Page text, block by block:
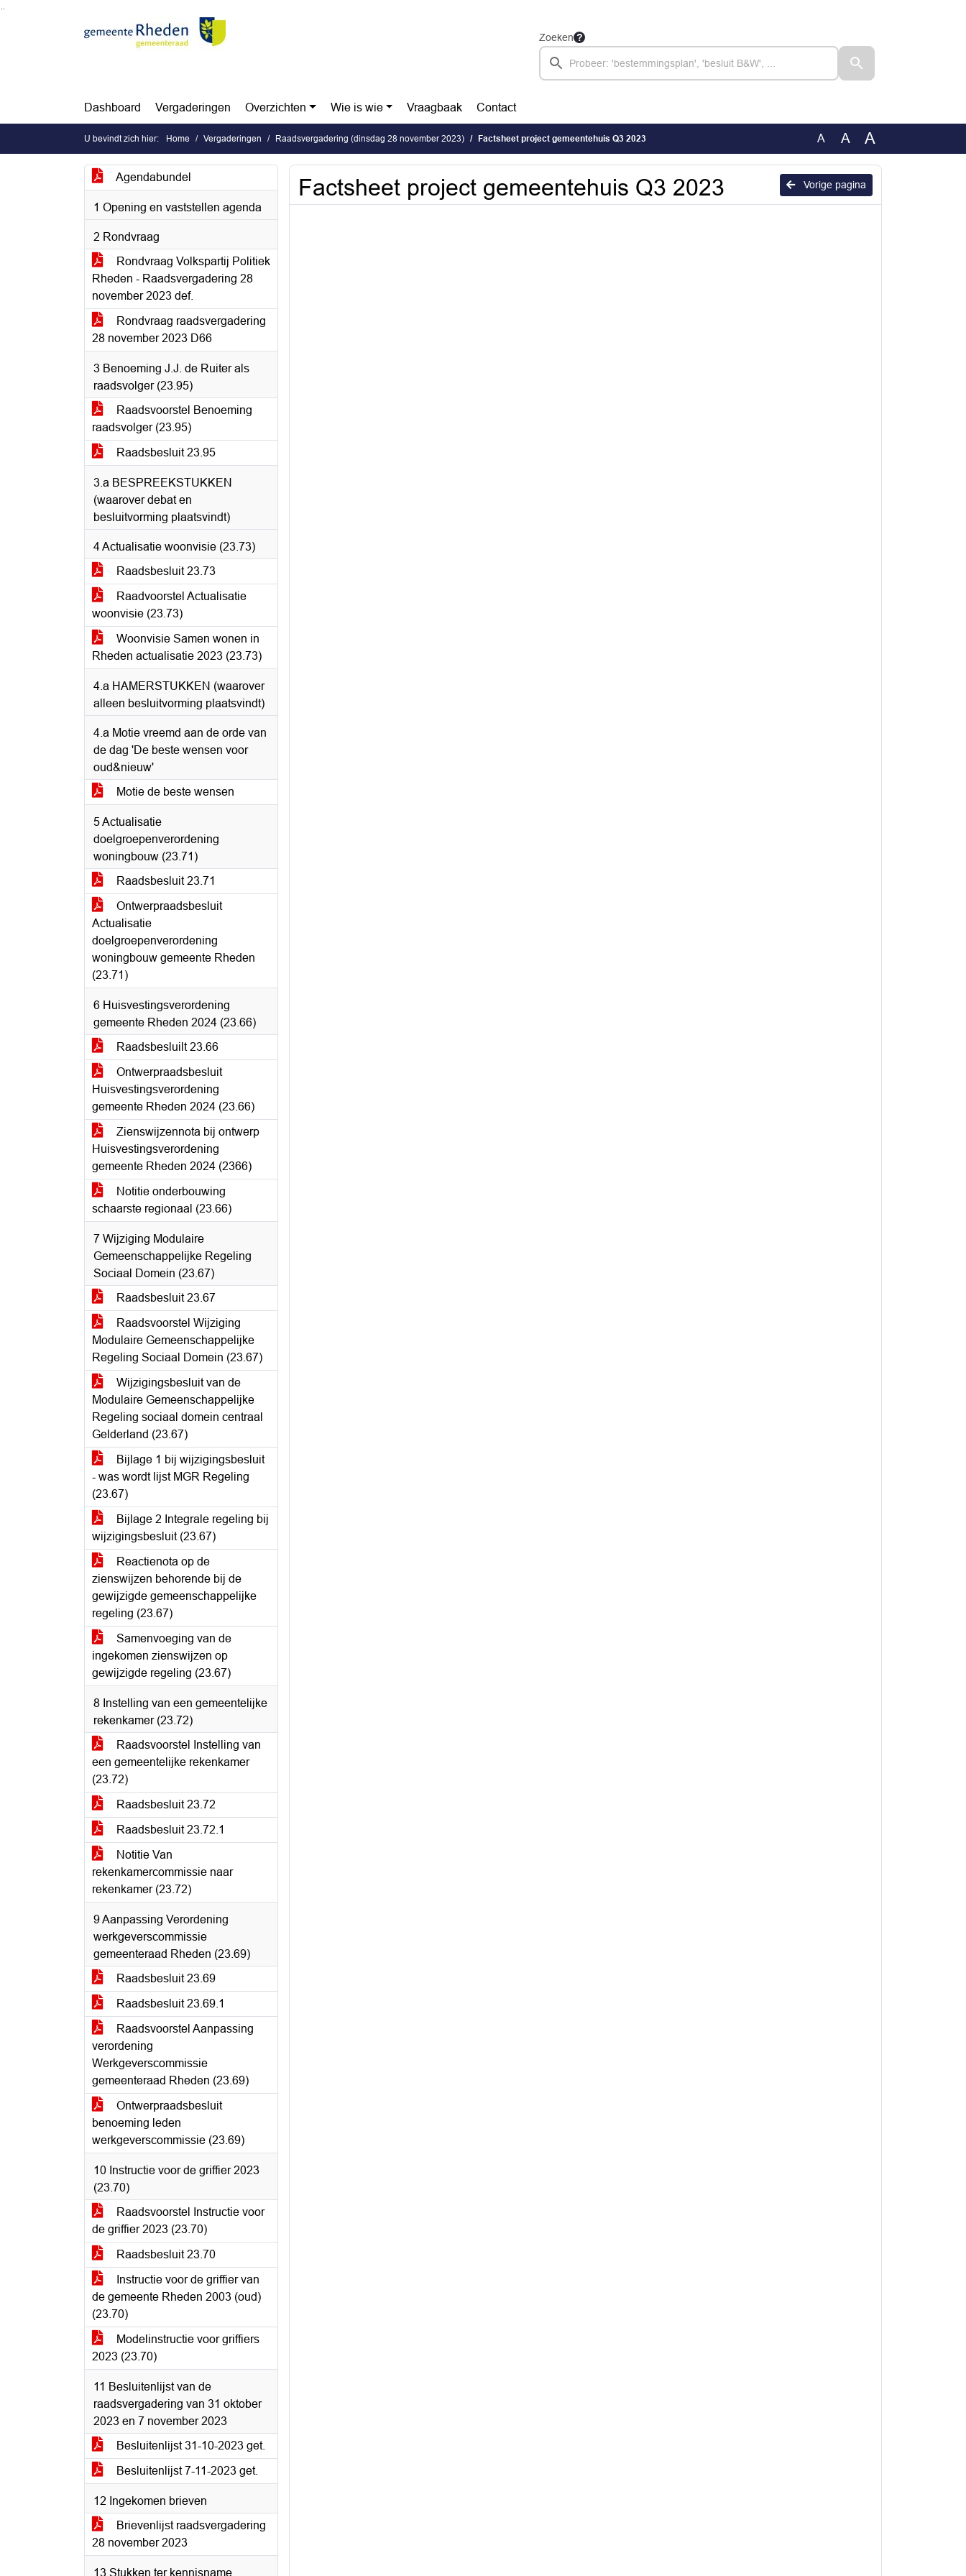
Zoeken
Dashboard Vergaderingen Overzichten Wie is wie Vraagbaak Contact
U bevindt zich hier: Home Vergaderingen Raadsvergadering (dinsdag 28 november 2023) Factsheet project gemeentehuis Q3 2023 A A A
Agendabundel
1 Opening en vaststellen agenda
2 Rondvraag
Rondvraag Volkspartij Politiek
Rheden - Raadsvergadering 28
november 2023 def.
Rondvraag raadsvergadering
28 november 2023 D66
3 Benoeming J.J. de Ruiter als
raadsvolger (23.95)
Raadsvoorstel Benoeming
raadsvolger (23.95)
Raadsbesluit 23.95
3.a BESPREEKSTUKKEN
(waarover debat en
besluitvorming plaatsvindt)
4 Actualisatie woonvisie (23.73)
Raadsbesluit 23.73
Raadvoorstel Actualisatie
woonvisie (23.73)
Woonvisie Samen wonen in
Rheden actualisatie 2023 (23.73)
4.a HAMERSTUKKEN (waarover
alleen besluitvorming plaatsvindt)
4.a Motie vreemd aan de orde van
de dag 'De beste wensen voor
oud&nieuw'
Motie de beste wensen
5 Actualisatie
doelgroepenverordening
woningbouw (23.71)
Raadsbesluit 23.71
Ontwerpraadsbesluit
Actualisatie
doelgroepenverordening
woningbouw gemeente Rheden
(23.71)
6 Huisvestingsverordening
gemeente Rheden 2024 (23.66)
Raadsbesluilt 23.66
Ontwerpraadsbesluit
Huisvestingsverordening
gemeente Rheden 2024 (23.66)
Zienswijzennota bij ontwerp
Huisvestingsverordening
gemeente Rheden 2024 (2366)
Notitie onderbouwing
schaarste regionaal (23.66)
7 Wijziging Modulaire
Gemeenschappelijke Regeling
Sociaal Domein (23.67)
Raadsbesluit 23.67
Raadsvoorstel Wijziging
Modulaire Gemeenschappelijke
Regeling Sociaal Domein (23.67)
Wijzigingsbesluit van de
Modulaire Gemeenschappelijke
Regeling sociaal domein centraal
Gelderland (23.67)
Bijlage 1 bij wijzigingsbesluit
- was wordt lijst MGR Regeling
(23.67)
Bijlage 2 Integrale regeling bij
wijzigingsbesluit (23.67)
Reactienota op de
zienswijzen behorende bij de
gewijzigde gemeenschappelijke
regeling (23.67)
Samenvoeging van de
ingekomen zienswijzen op
gewijzigde regeling (23.67)
8 Instelling van een gemeentelijke
rekenkamer (23.72)
Raadsvoorstel Instelling van
een gemeentelijke rekenkamer
(23.72)
Raadsbesluit 23.72
Raadsbesluit 23.72.1
Notitie Van
rekenkamercommissie naar
rekenkamer (23.72)
9 Aanpassing Verordening
werkgeverscommissie
gemeenteraad Rheden (23.69)
Raadsbesluit 23.69
Raadsbesluit 23.69.1
Raadsvoorstel Aanpassing
verordening
Werkgeverscommissie
gemeenteraad Rheden (23.69)
Ontwerpraadsbesluit
benoeming leden
werkgeverscommissie (23.69)
10 Instructie voor de griffier 2023
(23.70)
Raadsvoorstel Instructie voor
de griffier 2023 (23.70)
Raadsbesluit 23.70
Instructie voor de griffier van
de gemeente Rheden 2003 (oud)
(23.70)
Modelinstructie voor griffiers
2023 (23.70)
11 Besluitenlijst van de
raadsvergadering van 31 oktober
2023 en 7 november 2023
Besluitenlijst 31-10-2023 get.
Besluitenlijst 7-11-2023 get.
12 Ingekomen brieven
Brievenlijst raadsvergadering
28 november 2023
13 Stukken ter kennisname
Vorige pagina
Factsheet project gemeentehuis Q3 2023